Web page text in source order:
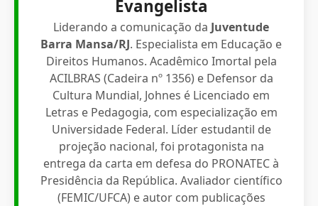
Evangelista
Liderando a comunicação da Juventude
Barra Mansa/RJ. Especialista em Educação e
Direitos Humanos. Acadêmico Imortal pela
ACILBRAS (Cadeira nº 1356) e Defensor da
Cultura Mundial, Johnes é Licenciado em
Letras e Pedagogia, com especialização em
Universidade Federal. Líder estudantil de
projeção nacional, foi protagonista na
entrega da carta em defesa do PRONATEC à
Presidência da República. Avaliador científico
(FEMIC/UFCA) e autor com publicações